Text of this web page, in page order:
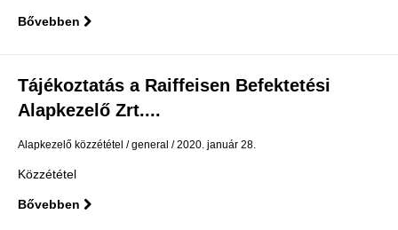
Bővebben
Tájékoztatás a Raiffeisen Befektetési
Alapkezelő Zrt....
Alapkezelő közzététel general 2020. január 28.
Közzététel
Bővebben